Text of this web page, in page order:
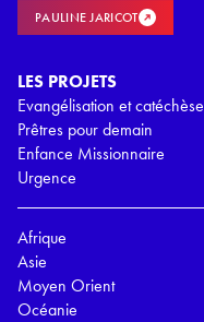
PAULINE JARICOT
LES PROJETS
Evangélisation et catéchèse
Prêtres pour demain
Enfance Missionnaire
Urgence
Afrique
Asie
Moyen Orient
Océanie